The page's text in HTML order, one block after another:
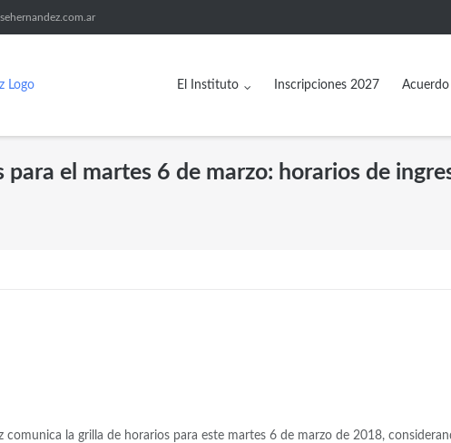
El Instituto Inscripciones 2027
para el martes 6 de marzo: horarios de
comunica la grilla de horarios para este martes 6 de marzo de 2018,